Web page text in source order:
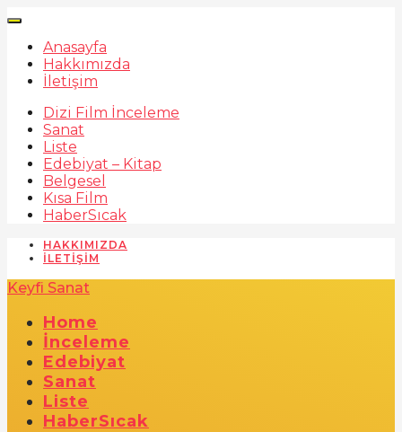
Anasayfa
Hakkımızda
İletişim
Dizi Film İnceleme
Sanat
Liste
Edebiyat – Kitap
Belgesel
Kısa Film
HaberSıcak
HAKKIMIZDA
İLETIŞIM
Keyfi Sanat
Home
İnceleme
Edebiyat
Sanat
Liste
HaberSıcak